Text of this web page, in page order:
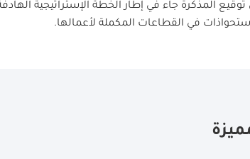
توقيع المذكرة جاء في إطار الخطة الإستراتيجية
في القطاعات المكملة لأعمالها.